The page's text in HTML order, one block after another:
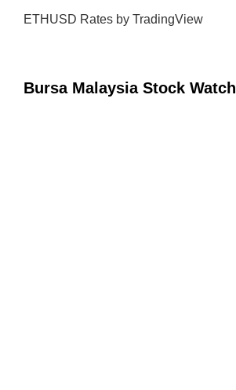
ETHUSD Rates by TradingView
Bursa Malaysia Stock Watch